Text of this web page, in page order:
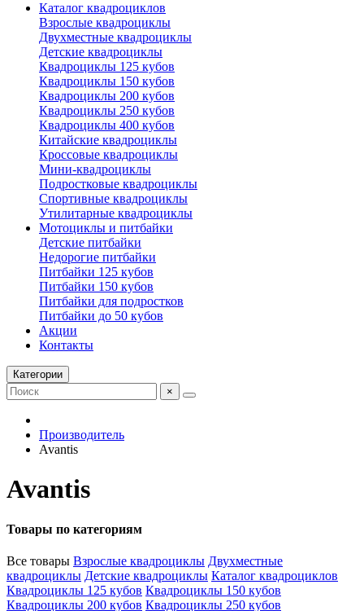
Каталог квадроциклов
Взрослые квадроциклы
Двухместные квадроциклы
Детские квадроциклы
Квадроциклы 125 кубов
Квадроциклы 150 кубов
Квадроциклы 200 кубов
Квадроциклы 250 кубов
Квадроциклы 400 кубов
Китайские квадроциклы
Кроссовые квадроциклы
Мини-квадроциклы
Подростковые квадроциклы
Спортивные квадроциклы
Утилитарные квадроциклы
Мотоциклы и питбайки
Детские питбайки
Недорогие питбайки
Питбайки 125 кубов
Питбайки 150 кубов
Питбайки для подростков
Питбайки до 50 кубов
Акции
Контакты
Категории
×
Производитель
Avantis
Avantis
Товары по категориям
Все товары Взрослые квадроциклы Двухместные
квадроциклы Детские квадроциклы Каталог квадроциклов
Квадроциклы 125 кубов Квадроциклы 150 кубов
Квадроциклы 200 кубов Квадроциклы 250 кубов